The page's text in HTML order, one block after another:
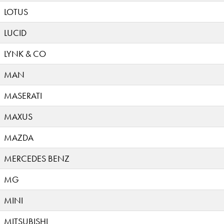
LOTUS
LUCID
LYNK & CO
MAN
MASERATI
MAXUS
MAZDA
MERCEDES BENZ
MG
MINI
MITSUBISHI